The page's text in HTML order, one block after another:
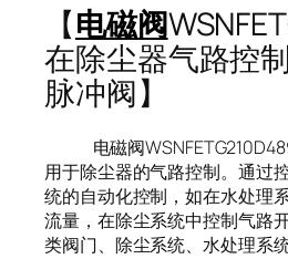
【电磁阀
在除尘器气路控
脉冲阀】
电磁阀WSNFETG210D489
用于除尘器的气路控制。通过
统的自动化控制，如在水处理
流量，在除尘系统中控制气路
类阀门、除尘系统、水处理系